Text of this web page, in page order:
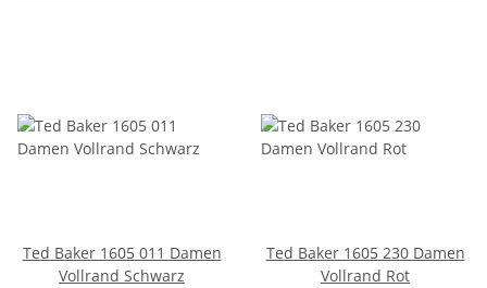
Ted Baker 1605 011 Damen
Vollrand Schwarz
Ted Baker 1605 230 Damen
Vollrand Rot